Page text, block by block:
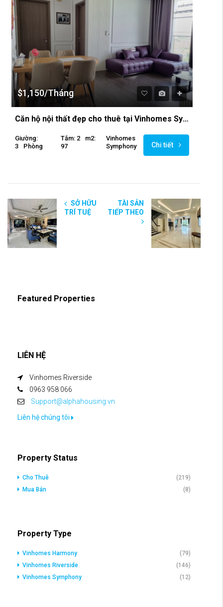
$1,150/Tháng
Căn hộ nội thất đẹp cho thuê tại Vinhomes Symphony
Giường:
3
Phòng
Tắm: 2
M2:
97
Vinhomes
Symphony
Chi tiết
SỞ HỮU
TRÍ TUỆ
TÀI SẢN
TIẾP THEO
Featured Properties
LIÊN HỆ
Vinhomes Riverside
0963 958 066
Support@alphahousing.vn
Liên hệ chúng tôi
Property Status
Cho Thuê
(219)
Mua Bán
(8)
Property Type
Vinhomes Harmony
(79)
Vinhomes Riverside
(146)
Vinhomes Symphony
(12)